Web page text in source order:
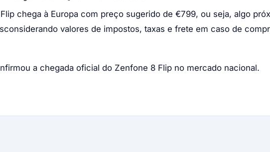
Flip chega à Europa com preço sugerido de €799, ou seja, algo
valores de impostos, taxas e frete em caso de
a chegada oficial do Zenfone 8 Flip no mercado nacional.